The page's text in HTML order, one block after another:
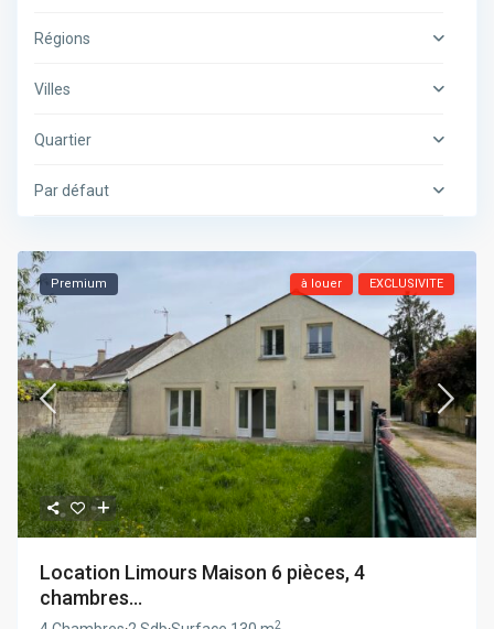
Régions
Villes
Quartier
Par défaut
Premium à louer EXCLUSIVITE
Location Limours Maison 6 pièces, 4
chambres...
2